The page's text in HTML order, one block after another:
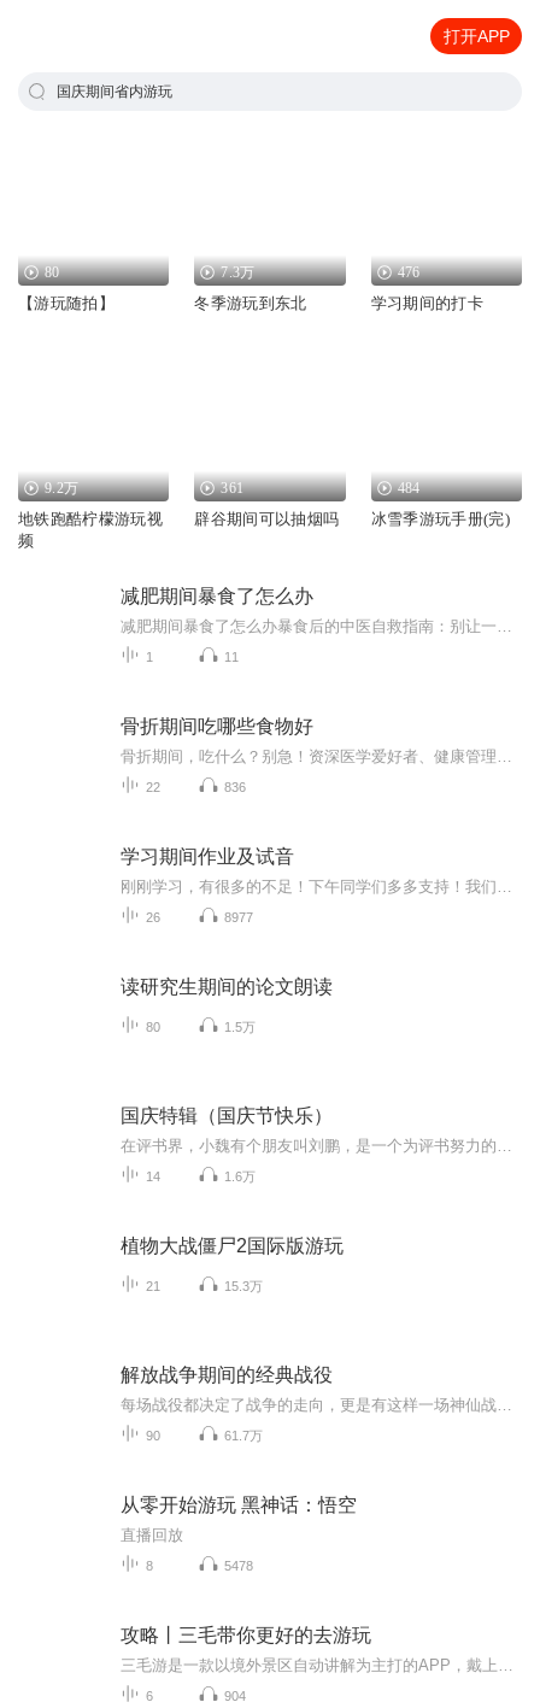
打开APP
国庆期间省内游玩
80
【游玩随拍】
7.3万
冬季游玩到东北
476
学习期间的打卡
9.2万
地铁跑酷柠檬游玩视
频
361
辟谷期间可以抽烟吗
484
冰雪季游玩手册(完)
减肥期间暴食了怎么办
1 11
骨折期间吃哪些食物好
22 836
学习期间作业及试音
26 8977
读研究生期间的论文朗读
80 1.5万
国庆特辑（国庆节快乐）
14 1.6万
植物大战僵尸2国际版游玩
21 15.3万
解放战争期间的经典战役
90 61.7万
从零开始游玩 黑神话：悟空
直播回放
8 5478
攻略丨三毛带你更好的去游玩
6 904